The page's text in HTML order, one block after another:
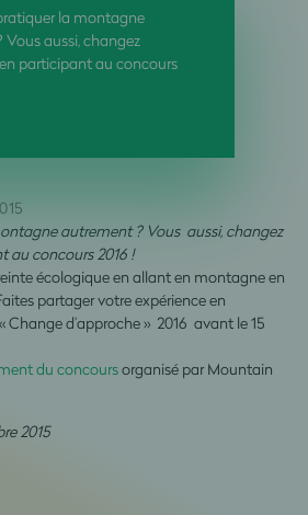
la montagne
aussi, changez
participant au concours
autrement ? Vous aussi, changez
au concours 2016 !
écologique en allant en montagne en
partager votre expérience en
d’approche » 2016 avant le 15
du concoursorganisé par Mountain
2015